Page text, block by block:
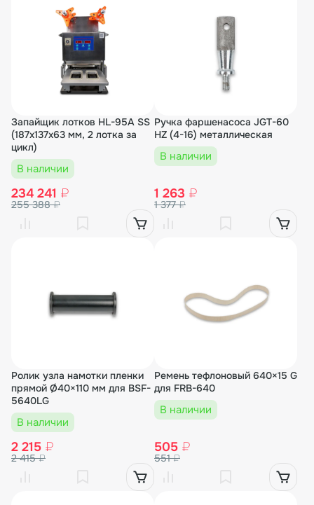
Запайщик лотков HL-95A SS
(187х137x63 мм, 2 лотка за
цикл)
В наличии
234 241 ₽
255 388₽
Ручка фаршенасоса JGT-60
HZ (4-16) металлическая
В наличии
1 263 ₽
1 377₽
Ролик узла намотки пленки
прямой Ø40×110 мм для BSF-
5640LG
В наличии
2 215 ₽
2 415₽
Ремень тефлоновый 640×15 G
для FRB-640
В наличии
505 ₽
551₽